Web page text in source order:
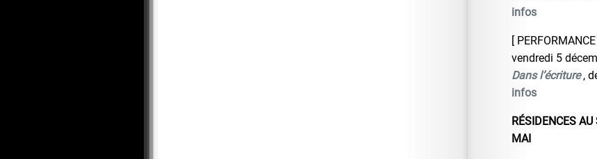
infos
[ PERFORMANCE
vendredi 5
Dans l’écriture ,
infos
RÉSIDENCES
MAI